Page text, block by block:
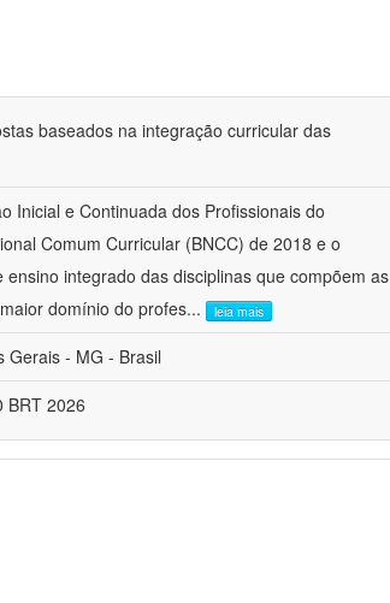
baseados na integração curricular das
Inicial e Continuada dos Profissionais do
Comum Curricular (BNCC) de 2018 e o
integrado das disciplinas que compõem as
domínio do profes... leia mais
Gerais - MG - Brasil
BRT 2026